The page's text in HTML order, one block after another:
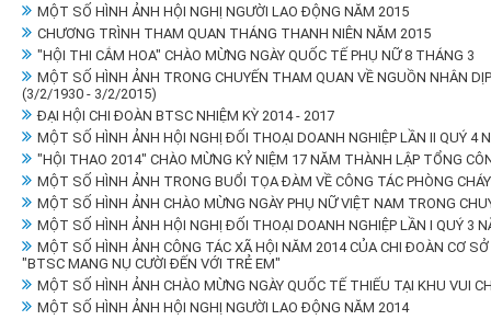
MỘT SỐ HÌNH ẢNH HỘI NGHỊ NGƯỜI LAO ĐỘNG NĂM 2015
CHƯƠNG TRÌNH THAM QUAN THÁNG THANH NIÊN NĂM 2015
"HỘI THI CẮM HOA" CHÀO MỪNG NGÀY QUỐC TẾ PHỤ NỮ 8 THÁNG 3
MỘT SỐ HÌNH ẢNH TRONG CHUYẾN THAM QUAN VỀ NGUỒN NHÂN
(3/2/1930 - 3/2/2015)
ĐẠI HỘI CHI ĐOÀN BTSC NHIỆM KỲ 2014 - 2017
MỘT SỐ HÌNH ẢNH HỘI NGHỊ ĐỐI THOẠI DOANH NGHIỆP LẦN II QUÝ 4
"HỘI THAO 2014" CHÀO MỪNG KỶ NIỆM 17 NĂM THÀNH LẬP TỔNG
MỘT SỐ HÌNH ẢNH TRONG BUỔI TỌA ĐÀM VỀ CÔNG TÁC PHÒNG
MỘT SỐ HÌNH ẢNH CHÀO MỪNG NGÀY PHỤ NỮ VIỆT NAM TRONG
MỘT SỐ HÌNH ẢNH HỘI NGHỊ ĐỐI THOẠI DOANH NGHIỆP LẦN I QUÝ 3
MỘT SỐ HÌNH ẢNH CÔNG TÁC XÃ HỘI NĂM 2014 CỦA CHI ĐOÀN CƠ
"BTSC MANG NỤ CƯỜI ĐẾN VỚI TRẺ EM"
MỘT SỐ HÌNH ẢNH CHÀO MỪNG NGÀY QUỐC TẾ THIẾU TẠI KHU VUI
MỘT SỐ HÌNH ẢNH HỘI NGHỊ NGƯỜI LAO ĐỘNG NĂM 2014